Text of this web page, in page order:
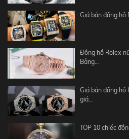
Giá bán đồng hồ
Đồng hồ Rolex
Bảng…
Giá bán đồng hồ
giá…
TOP 10 chiếc